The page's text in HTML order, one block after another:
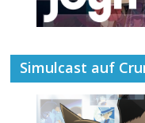
Simulcast auf